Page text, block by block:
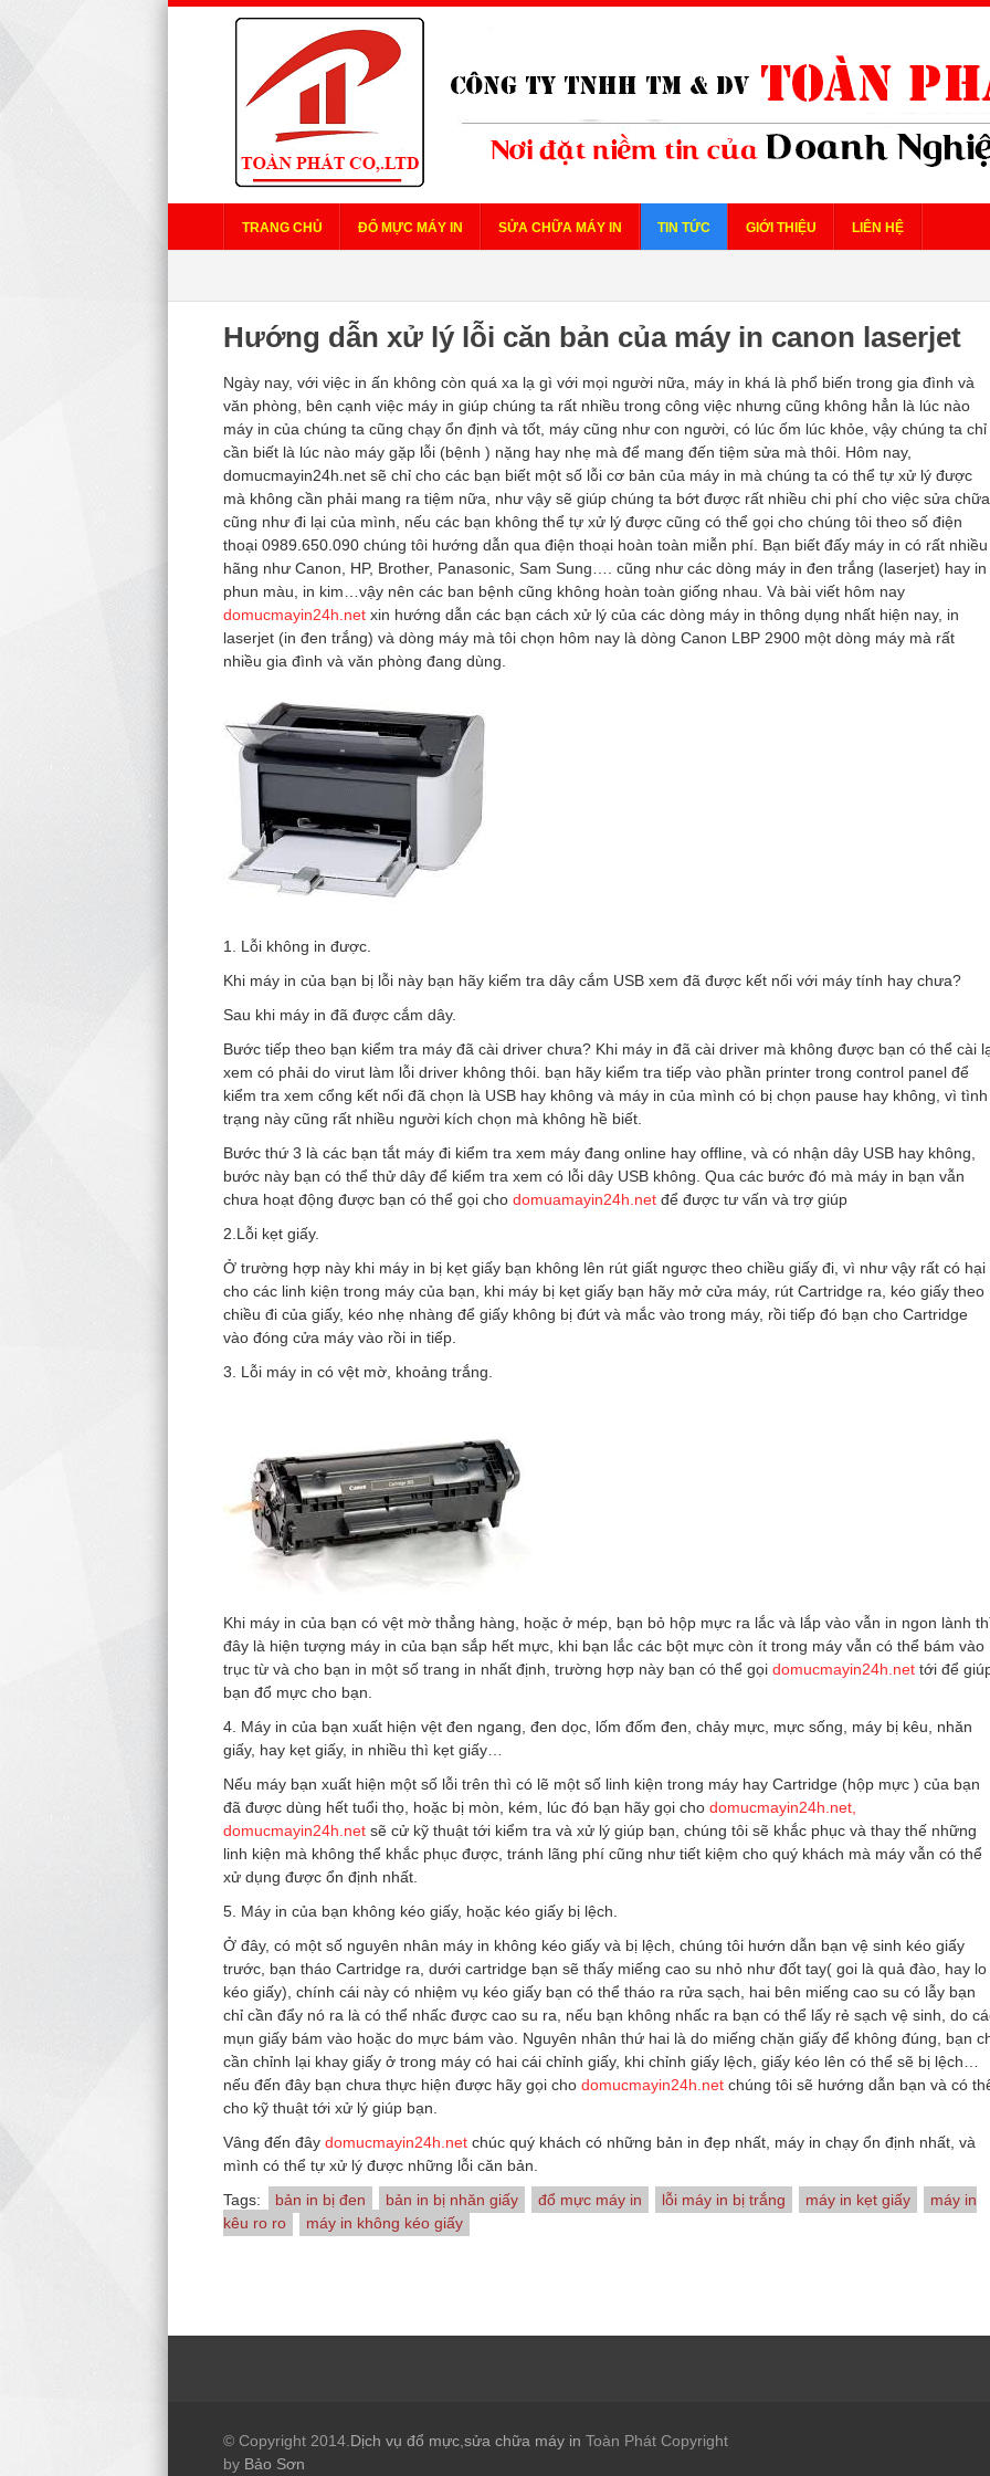
TRANG CHỦ ĐỔ MỰC MÁY IN SỬA CHỮA MÁY IN TIN TỨC GIỚI THIỆU LIÊN HỆ
Hướng dẫn xử lý lỗi căn bản của máy in canon laserjet
Ngày nay, với việc in ấn không còn quá xa lạ gì với mọi người nữa, máy in khá là phổ biến trong gia đình và
văn phòng, bên cạnh việc máy in giúp chúng ta rất nhiều trong công việc nhưng cũng không hẳn là lúc nào
máy in của chúng ta cũng chạy ổn định và tốt, máy cũng như con người, có lúc ốm lúc khỏe, vậy chúng ta chỉ
cần biết là lúc nào máy gặp lỗi (bệnh ) nặng hay nhẹ mà để mang đến tiệm sửa mà thôi. Hôm nay,
domucmayin24h.net sẽ chỉ cho các bạn biết một số lỗi cơ bản của máy in mà chúng ta có thể tự xử lý được
mà không cần phải mang ra tiệm nữa, như vậy sẽ giúp chúng ta bớt được rất nhiều chi phí cho việc sửa chữa
cũng như đi lại của mình, nếu các bạn không thể tự xử lý được cũng có thể gọi cho chúng tôi theo số điện
thoại 0989.650.090 chúng tôi hướng dẫn qua điện thoại hoàn toàn miễn phí. Bạn biết đấy máy in có rất nhiều
hãng như Canon, HP, Brother, Panasonic, Sam Sung…. cũng như các dòng máy in đen trắng (laserjet) hay in
phun màu, in kim…vậy nên các ban bệnh cũng không hoàn toàn giống nhau. Và bài viết hôm nay
domucmayin24h.net xin hướng dẫn các bạn cách xử lý của các dòng máy in thông dụng nhất hiện nay, in
laserjet (in đen trắng) và dòng máy mà tôi chọn hôm nay là dòng Canon LBP 2900 một dòng máy mà rất
nhiều gia đình và văn phòng đang dùng.
1. Lỗi không in được.
Khi máy in của bạn bị lỗi này bạn hãy kiểm tra dây cắm USB xem đã được kết nối với máy tính hay chưa?
Sau khi máy in đã được cắm dây.
Bước tiếp theo bạn kiểm tra máy đã cài driver chưa? Khi máy in đã cài driver mà không được bạn có thể cài
xem có phải do virut làm lỗi driver không thôi. bạn hãy kiểm tra tiếp vào phần printer trong control panel để
kiểm tra xem cổng kết nối đã chọn là USB hay không và máy in của mình có bị chọn pause hay không, vì tình
trạng này cũng rất nhiều người kích chọn mà không hề biết.
Bước thứ 3 là các bạn tắt máy đi kiểm tra xem máy đang online hay offline, và có nhận dây USB hay không,
bước này bạn có thể thử dây để kiểm tra xem có lỗi dây USB không. Qua các bước đó mà máy in bạn vẫn
chưa hoạt động được bạn có thể gọi cho domuamayin24h.net để được tư vấn và trợ giúp
2.Lỗi kẹt giấy.
Ở trường hợp này khi máy in bị kẹt giấy bạn không lên rút giất ngược theo chiều giấy đi, vì như vậy rất có hại
cho các linh kiện trong máy của bạn, khi máy bị kẹt giấy bạn hãy mở cửa máy, rút Cartridge ra, kéo giấy theo
chiều đi của giấy, kéo nhẹ nhàng để giấy không bị đứt và mắc vào trong máy, rồi tiếp đó bạn cho Cartridge
vào đóng cửa máy vào rồi in tiếp.
3. Lỗi máy in có vệt mờ, khoảng trắng.
Khi máy in của bạn có vệt mờ thẳng hàng, hoặc ở mép, bạn bỏ hộp mực ra lắc và lắp vào vẫn in ngon lành
đây là hiện tượng máy in của bạn sắp hết mực, khi bạn lắc các bột mực còn ít trong máy vẫn có thể bám vào
trục từ và cho bạn in một số trang in nhất định, trường hợp này bạn có thể gọi domucmayin24h.net tới để
bạn đổ mực cho bạn.
4. Máy in của bạn xuất hiện vệt đen ngang, đen dọc, lốm đốm đen, chảy mực, mực sống, máy bị kêu, nhăn
giấy, hay kẹt giấy, in nhiều thì kẹt giấy…
Nếu máy bạn xuất hiện một số lỗi trên thì có lẽ một số linh kiện trong máy hay Cartridge (hộp mực ) của bạn
đã được dùng hết tuổi thọ, hoặc bị mòn, kém, lúc đó bạn hãy gọi cho domucmayin24h.net,
domucmayin24h.net sẽ cử kỹ thuật tới kiểm tra và xử lý giúp bạn, chúng tôi sẽ khắc phục và thay thế những
linh kiện mà không thể khắc phục được, tránh lãng phí cũng như tiết kiệm cho quý khách mà máy vẫn có thể
xử dụng được ổn định nhất.
5. Máy in của bạn không kéo giấy, hoặc kéo giấy bị lệch.
Ở đây, có một số nguyên nhân máy in không kéo giấy và bị lệch, chúng tôi hướn dẫn bạn vệ sinh kéo giấy
trước, bạn tháo Cartridge ra, dưới cartridge bạn sẽ thấy miếng cao su nhỏ như đốt tay( goi là quả đào, hay lo
kéo giấy), chính cái này có nhiệm vụ kéo giấy bạn có thể tháo ra rửa sạch, hai bên miếng cao su có lẫy bạn
chỉ cần đẩy nó ra là có thể nhấc được cao su ra, nếu bạn không nhấc ra bạn có thể lấy rẻ sạch vệ sinh, do
mụn giấy bám vào hoặc do mực bám vào. Nguyên nhân thứ hai là do miếng chặn giấy để không đúng, bạn
cần chỉnh lại khay giấy ở trong máy có hai cái chỉnh giấy, khi chỉnh giấy lệch, giấy kéo lên có thể sẽ bị lệch…
nếu đến đây bạn chưa thực hiện được hãy gọi cho domucmayin24h.net chúng tôi sẽ hướng dẫn bạn và có
cho kỹ thuật tới xử lý giúp bạn.
Vâng đến đây domucmayin24h.net chúc quý khách có những bản in đẹp nhất, máy in chạy ổn định nhất, và
mình có thể tự xử lý được những lỗi căn bản.
Tags:
bản in bị đen bản in bị nhăn giấy đổ mực máy in lỗi máy in bị trắng máy in kẹt giấy
máy in
kêu ro ro
máy in không kéo giấy
© Copyright 2014. Dịch vụ đổ mực sửa chữa máy in Toàn Phát Copyright
by Bảo Sơn